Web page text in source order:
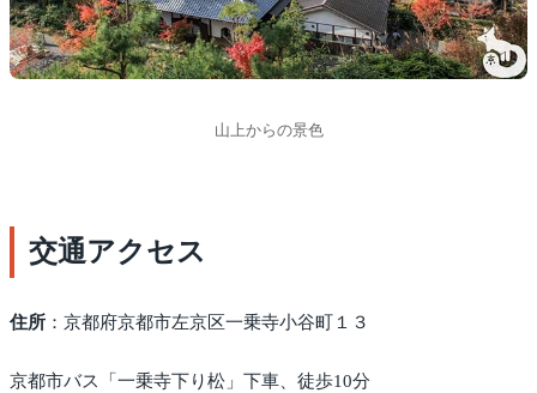
山上からの景色
交通アクセス
住所 ：京都府京都市左京区一乗寺小谷町１３
京都市バス「一乗寺下り松」下車、徒歩10分